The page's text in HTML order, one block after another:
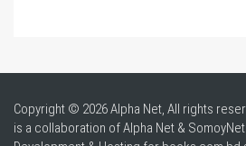
Copyright © 2026 Alpha Net, All rights
is a collaboration of Alpha Net & SomoyNet.